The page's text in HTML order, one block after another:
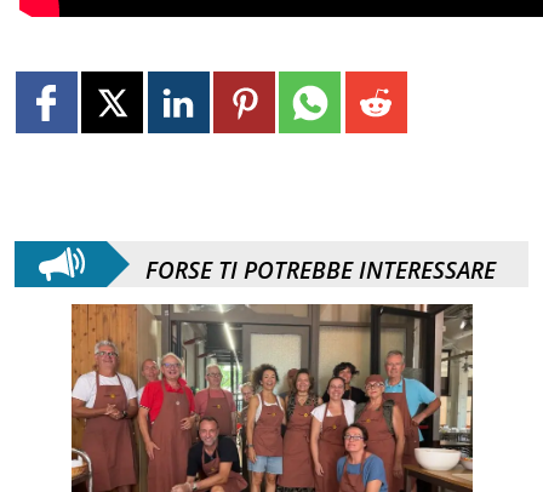
FORSE TI POTREBBE INTERESSARE